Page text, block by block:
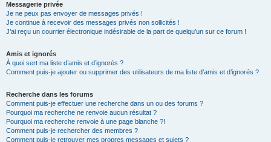
Messagerie privée
Je ne peux pas envoyer de messages privés !
Je continue à recevoir des messages privés non sollicités !
J’ai reçu un courrier électronique indésirable de la part de quelqu’un sur ce forum !
Amis et ignorés
À quoi sert ma liste d’amis et d’ignorés ?
Comment puis-je ajouter ou supprimer des utilisateurs de ma liste d’amis et d’ignorés ?
Recherche dans les forums
Comment puis-je effectuer une recherche dans un ou des forums ?
Pourquoi ma recherche ne renvoie aucun résultat ?
Pourquoi ma recherche renvoie à une page blanche ?!
Comment puis-je rechercher des membres ?
Comment puis-je retrouver mes propres messages et sujets ?